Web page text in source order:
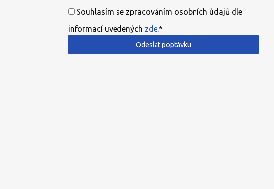
Souhlasím se zpracováním osobních údajů dle
informací uvedených zde.*